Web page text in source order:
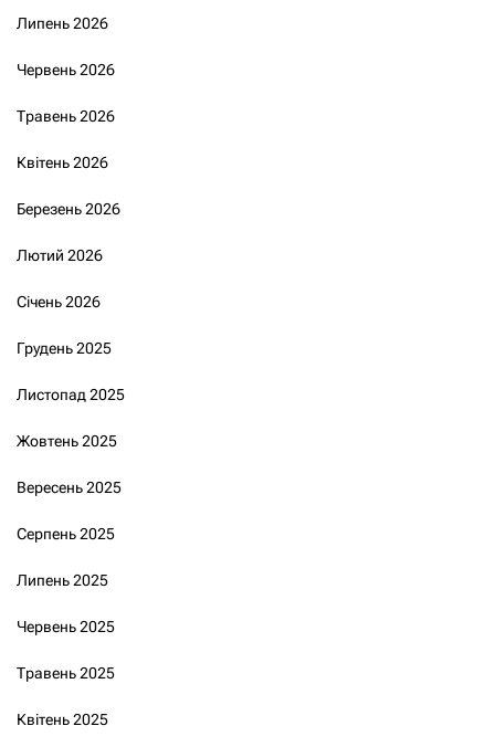
Липень 2026
Червень 2026
Травень 2026
Квітень 2026
Березень 2026
Лютий 2026
Січень 2026
Грудень 2025
Листопад 2025
Жовтень 2025
Вересень 2025
Серпень 2025
Липень 2025
Червень 2025
Травень 2025
Квітень 2025